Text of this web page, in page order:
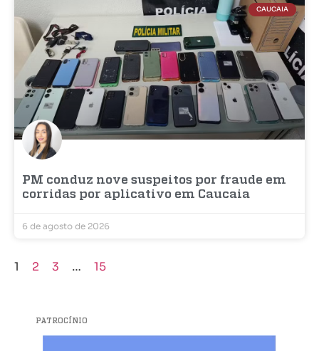
CAUCAIA
PM conduz nove suspeitos por fraude em
corridas por aplicativo em Caucaia
6 de agosto de 2026
1 2 3 … 15
PATROCÍNIO